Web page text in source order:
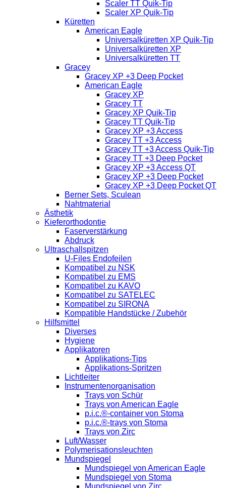
Scaler TT Quik-Tip
Scaler XP Quik-Tip
Küretten
American Eagle
Universalküretten XP Quik-Tip
Universalküretten XP
Universalküretten TT
Gracey
Gracey XP +3 Deep Pocket
American Eagle
Gracey XP
Gracey TT
Gracey XP Quik-Tip
Gracey TT Quik-Tip
Gracey XP +3 Access
Gracey TT +3 Access
Gracey TT +3 Access Quik-Tip
Gracey TT +3 Deep Pocket
Gracey XP +3 Access QT
Gracey XP +3 Deep Pocket
Gracey XP +3 Deep Pocket QT
Berner Sets, Sculean
Nahtmaterial
Ästhetik
Kieferorthodontie
Faserverstärkung
Abdruck
Ultraschallspitzen
U-Files Endofeilen
Kompatibel zu NSK
Kompatibel zu EMS
Kompatibel zu KAVO
Kompatibel zu SATELEC
Kompatibel zu SIRONA
Kompatible Handstücke / Zubehör
Hilfsmittel
Diverses
Hygiene
Applikatoren
Applikations-Tips
Applikations-Spritzen
Lichtleiter
Instrumentenorganisation
Trays von Schür
Trays von American Eagle
p.i.c.®-container von Stoma
p.i.c.®-trays von Stoma
Trays von Zirc
Luft/Wasser
Polymerisationsleuchten
Mundspiegel
Mundspiegel von American Eagle
Mundspiegel von Stoma
Mundspiegel von Zirc